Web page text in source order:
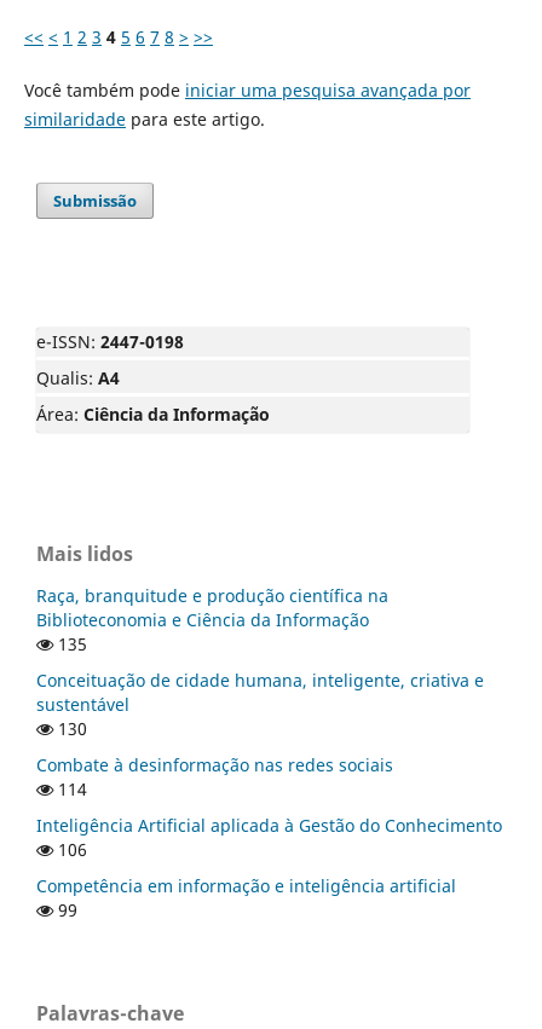
<< < 1 2 3 4 5 6 7 8 > >>
Você também pode iniciar uma pesquisa avançada por
similaridadepara este artigo.
Submissão
e-ISSN: 2447-0198
Qualis: A4
Área: Ciência da Informação
Mais lidos
Raça, branquitude e produção científica na
Biblioteconomia e Ciência da Informação
135
Conceituação de cidade humana, inteligente, criativa e
sustentável
130
Combate à desinformação nas redes sociais
114
Inteligência Artificial aplicada à Gestão do Conhecimento
106
Competência em informação e inteligência artificial
99
Palavras-chave